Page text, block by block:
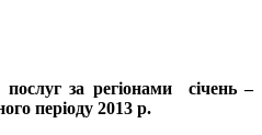
за регіонами січень –
періоду 2013 р.